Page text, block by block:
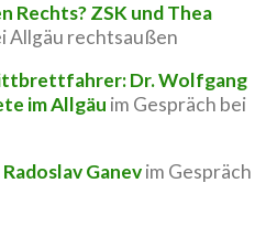
Rechts? ZSK und Thea
Allgäu rechtsaußen
Dr. Wolfgang
im Allgäu im Gespräch bei
Ganevim Gespräch